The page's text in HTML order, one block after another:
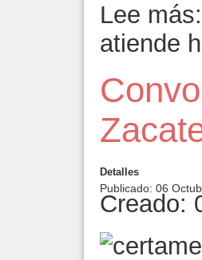
Lee
atiende
Detalles
Publicado: 06
Creado: